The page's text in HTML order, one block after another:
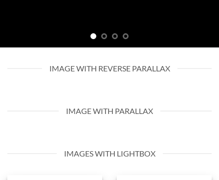
IMAGE WITH REVERSE PARALLAX
IMAGE WITH PARALLAX
IMAGES WITH LIGHTBOX